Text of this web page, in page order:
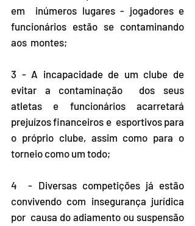
em  inúmeros lugares - jogadores e
funcionários estão se contaminando
aos  montes;
3 - A incapacidade de um clube de
evitar a contaminação  dos seus
atletas e funcionários acarretará
prejuízos financeiros e  esportivos para
o próprio clube, assim como para o
torneio como um todo;
4  - Diversas competições já estão
convivendo com insegurança jurídica
por  causa do adiamento ou suspensão